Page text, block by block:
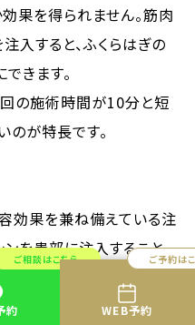
ご相談はこちら
約
ご予約は
WEB予約
果を得られません。筋肉
入すると、ふくらはぎの
きます。
回の施術時間が10分と短
のが特長です。
効果を兼ね備えている注
ンを患部に注入すること
あります。しわを改善で
せたりできます。ししゃ